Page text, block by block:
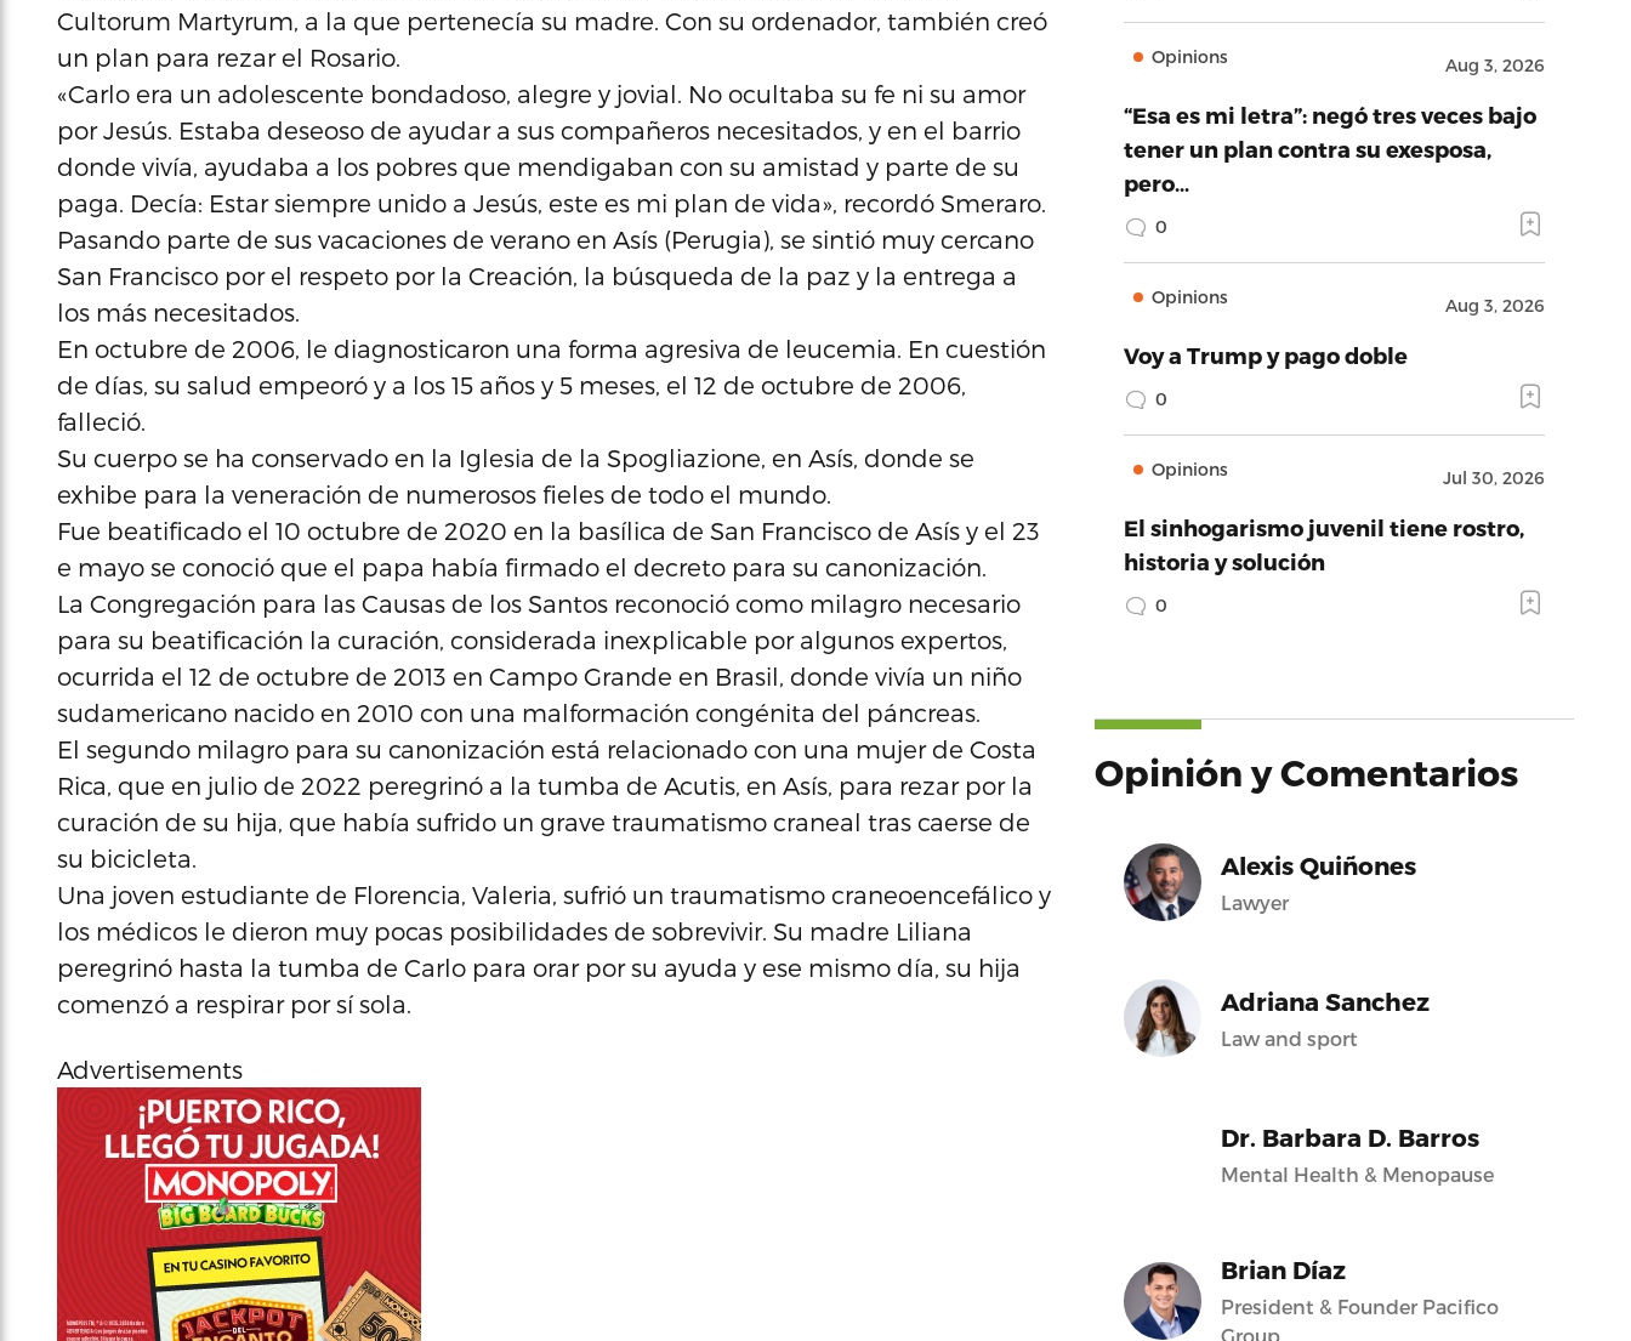
Cultorum Martyrum, a la que pertenecía su madre. Con su ordenador, también creó
un plan para rezar el Rosario.
«Carlo era un adolescente bondadoso, alegre y jovial. No ocultaba su fe ni su amor
por Jesús. Estaba deseoso de ayudar a sus compañeros necesitados, y en el barrio
donde vivía, ayudaba a los pobres que mendigaban con su amistad y parte de su
paga. Decía: Estar siempre unido a Jesús, este es mi plan de vida», recordó Smeraro.
Pasando parte de sus vacaciones de verano en Asís (Perugia), se sintió muy cercano
San Francisco por el respeto por la Creación, la búsqueda de la paz y la entrega a
los más necesitados.
En octubre de 2006, le diagnosticaron una forma agresiva de leucemia. En cuestión
de días, su salud empeoró y a los 15 años y 5 meses, el 12 de octubre de 2006,
falleció.
Su cuerpo se ha conservado en la Iglesia de la Spogliazione, en Asís, donde se
exhibe para la veneración de numerosos fieles de todo el mundo.
Fue beatificado el 10 octubre de 2020 en la basílica de San Francisco de Asís y el 23
e mayo se conoció que el papa había firmado el decreto para su canonización.
La Congregación para las Causas de los Santos reconoció como milagro necesario
para su beatificación la curación, considerada inexplicable por algunos expertos,
ocurrida el 12 de octubre de 2013 en Campo Grande en Brasil, donde vivía un niño
sudamericano nacido en 2010 con una malformación congénita del páncreas.
El segundo milagro para su canonización está relacionado con una mujer de Costa
Rica, que en julio de 2022 peregrinó a la tumba de Acutis, en Asís, para rezar por la
curación de su hija, que había sufrido un grave traumatismo craneal tras caerse de
su bicicleta.
Una joven estudiante de Florencia, Valeria, sufrió un traumatismo craneoencefálico y
los médicos le dieron muy pocas posibilidades de sobrevivir. Su madre Liliana
peregrinó hasta la tumba de Carlo para orar por su ayuda y ese mismo día, su hija
comenzó a respirar por sí sola.
Advertisements
Opinions Aug 3, 2026
“Esa es mi letra”: negó tres veces bajo
tener un plan contra su exesposa,
pero…
0
Opinions Aug 3, 2026
Voy a Trump y pago doble
0
Opinions Jul 30, 2026
El sinhogarismo juvenil tiene rostro,
historia y solución
0
Opinión y Comentarios
Alexis Quiñones
Lawyer
Adriana Sanchez
Law and sport
Dr. Barbara D. Barros
Mental Health & Menopause
Brian Díaz
President & Founder Pacifico
Group